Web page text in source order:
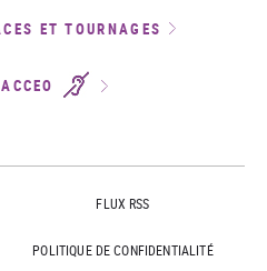
ET TOURNAGES
FLUX RSS
POLITIQUE DE CONFIDENTIALITÉ